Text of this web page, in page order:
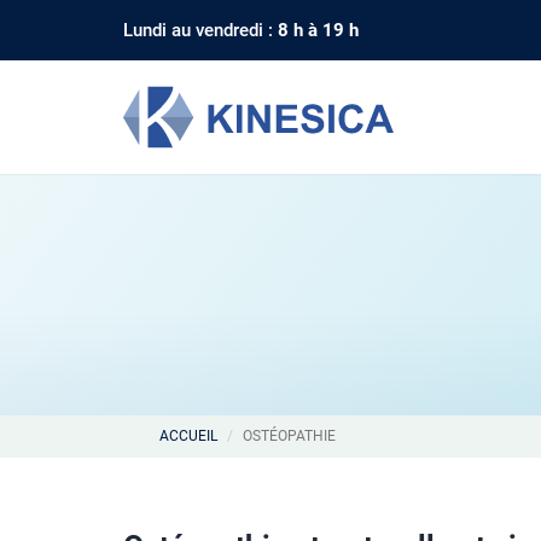
Lundi au vendredi : 8 h à 19 h
ACCUEIL OSTÉOPATHIE